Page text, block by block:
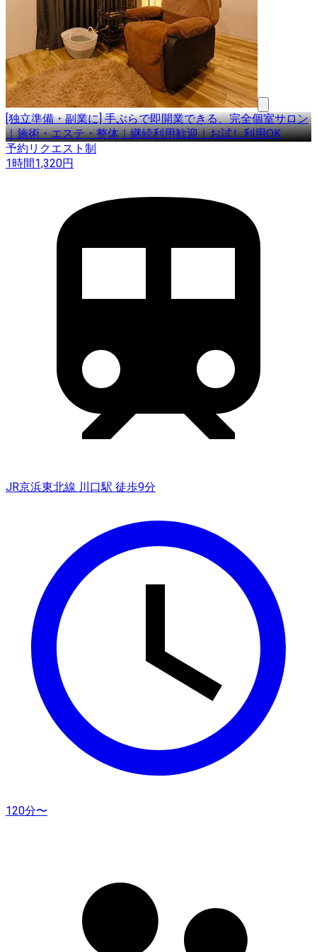
[独立準備・副業に] 手ぶらで即開業できる、完全個室サロン
｜施術・エステ・整体｜継続利用歓迎｜お試し利用OK
予約リクエスト制
1時間1,320円
JR京浜東北線 川口駅 徒歩9分
120分〜